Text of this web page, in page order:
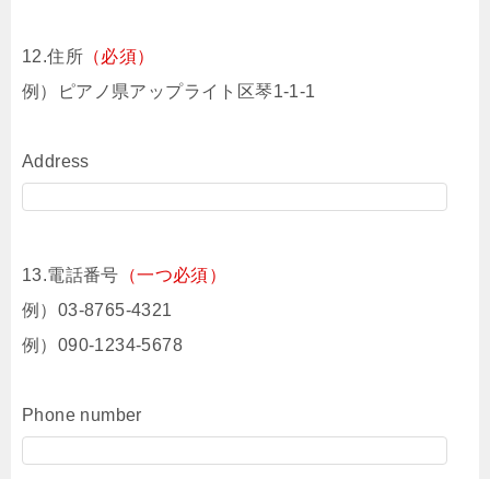
12.住所 （必須）
例）ピアノ県アップライト区琴1-1-1
Address
13.電話番号 （一つ必須）
例）03-8765-4321
例）090-1234-5678
Phone number